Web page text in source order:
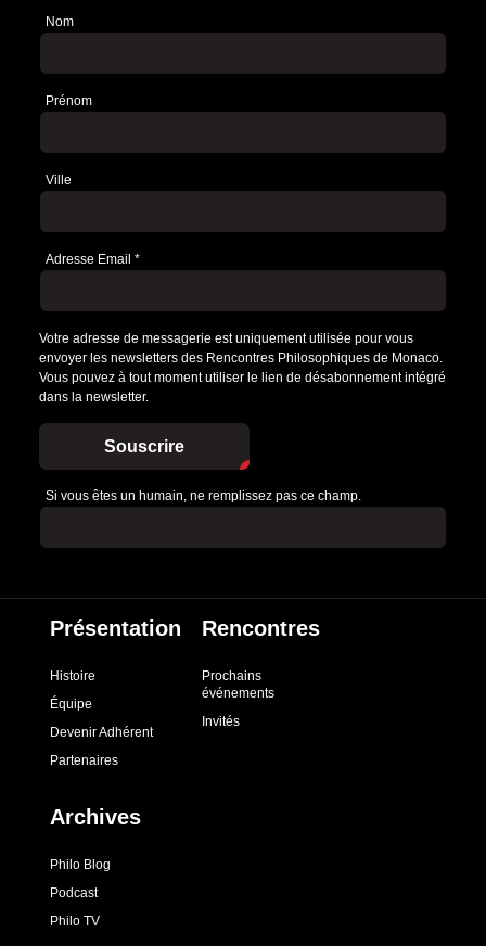
Newsletter
Nom
Prénom
Ville
Adresse Email *
Votre adresse de messagerie est uniquement utilisée pour vous
envoyer les newsletters des Rencontres Philosophiques de Monaco.
Vous pouvez à tout moment utiliser le lien de désabonnement intégré
dans la newsletter.
Souscrire
Si vous êtes un humain, ne remplissez pas ce champ.
Présentation
Histoire
Équipe
Devenir Adhérent
Partenaires
Rencontres
Prochains
événements
Invités
Archives
Philo Blog
Podcast
Philo TV